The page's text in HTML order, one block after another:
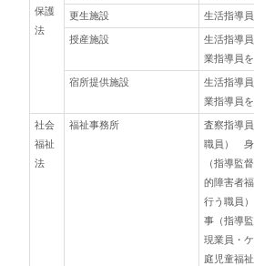
保護
法
更生施設
生活指導員
授産施設
生活指導
業指導員を
宿所提供施設
生活指導
業指導員を
社会
福祉
法
福祉事務所
査察指導
職員） 身
（指導監
的障害者
行う職員
事（指導
現業員・
庭児童福